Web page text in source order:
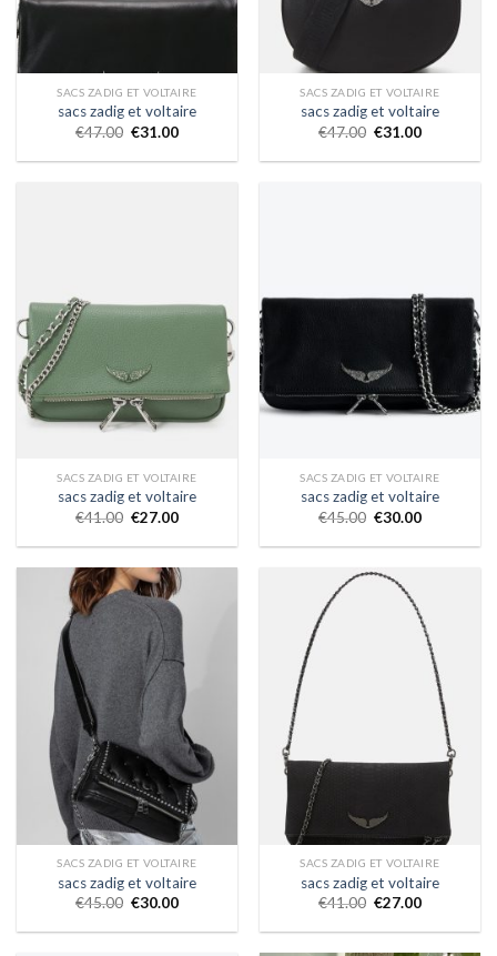
SACS ZADIG ET VOLTAIRE
sacs zadig et voltaire
€47.00 €31.00
SACS ZADIG ET VOLTAIRE
sacs zadig et voltaire
€47.00 €31.00
SACS ZADIG ET VOLTAIRE
sacs zadig et voltaire
€41.00 €27.00
SACS ZADIG ET VOLTAIRE
sacs zadig et voltaire
€45.00 €30.00
SACS ZADIG ET VOLTAIRE
sacs zadig et voltaire
€45.00 €30.00
SACS ZADIG ET VOLTAIRE
sacs zadig et voltaire
€41.00 €27.00